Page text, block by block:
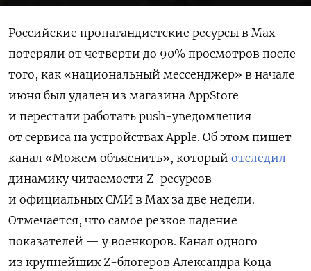
Российские пропагандистские ресурсы в Max
потеряли от четверти до 90% просмотров после
того, как «национальный мессенджер» в начале
июня был удален из магазина AppStore
и перестали работать push-уведомления
от сервиса на устройствах Apple. Об этом пишет
канал «Можем объяснить», который отследил
динамику читаемости Z-ресурсов
и официальных СМИ в Max за две недели.
Отмечается, что самое резкое падение
показателей — у военкоров. Канал одного
из крупнейших Z-блогеров Александра Коца